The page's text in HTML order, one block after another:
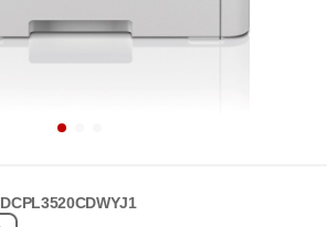
DCPL3520CDWYJ1